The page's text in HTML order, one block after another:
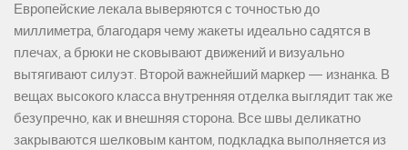
Европейские лекала выверяются с точностью до
миллиметра, благодаря чему жакеты идеально садятся в
плечах, а брюки не сковывают движений и визуально
вытягивают силуэт. Второй важнейший маркер — изнанка. В
вещах высокого класса внутренняя отделка выглядит так же
безупречно, как и внешняя сторона. Все швы деликатно
закрываются шелковым кантом, подкладка выполняется из